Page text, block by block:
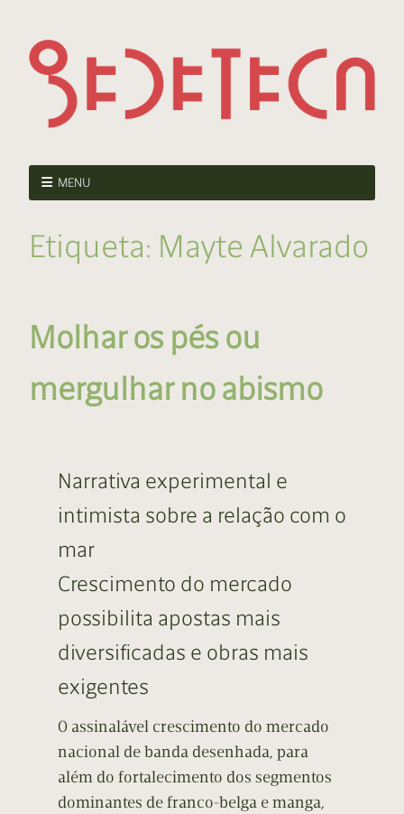
MENU
Etiqueta: Mayte Alvarado
Molhar os pés ou
mergulhar no abismo
Narrativa experimental e
intimista sobre a relação com o
mar
Crescimento do mercado
possibilita apostas mais
diversificadas e obras mais
exigentes
O assinalável crescimento do mercado
nacional de banda desenhada, para
além do fortalecimento dos segmentos
dominantes de franco-belga e manga,